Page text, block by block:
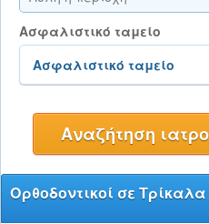
Ασφαλιστικό ταμείο
Ορθοδοντικοί σε Τρίκαλα